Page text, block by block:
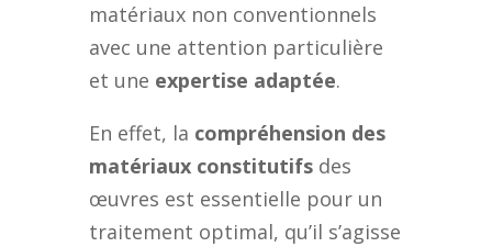
matériaux non conventionnels
avec une attention particulière
et une expertise adaptée.
En effet, la compréhension des
matériaux constitutifsdes
œuvres est essentielle pour un
traitement optimal, qu’il s’agisse